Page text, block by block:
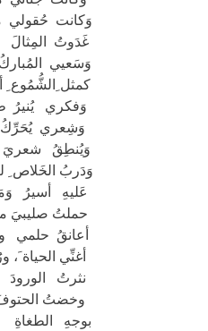
وَكانت حُقولي
غَدَوتُ
وَسَعيي
كمثل ِالشُّمُوع
وَفكري يُنيرُ
وَشِعري
وَيُنطِقُ شعريَ
وَدَربُ
عَليهِ أسيرُ
حملتُ صليبيَ
أعانقُ حلمي
أغنِّي الحياة َ،
نثرتُ
وخضتُ الحتوفَ
بوجهِ الطغاةِ